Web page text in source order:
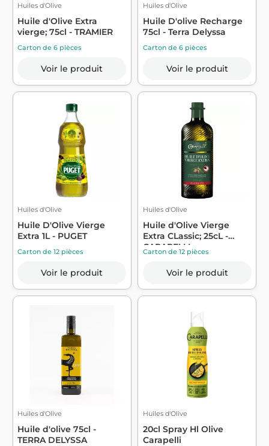
Huiles d'Olive
Huile d'Olive Extra
vierge; 75cl - TRAMIER
Carton de 6 pièces
Voir le produit
Huiles d'Olive
Huile D'olive Recharge
75cl - Terra Delyssa
Carton de 6 pièces
Voir le produit
Huiles d'Olive
Huile D'Olive Vierge
Extra 1L - PUGET
Carton de 12 pièces
Voir le produit
Huiles d'Olive
Huile d'Olive Vierge
Extra CLassic; 25cL -
CARAPELLI
Carton de 12 pièces
Voir le produit
Huiles d'Olive
Huile d'olive 75cl -
TERRA DELYSSA
Huiles d'Olive
20cl Spray Hl Olive
Carapelli